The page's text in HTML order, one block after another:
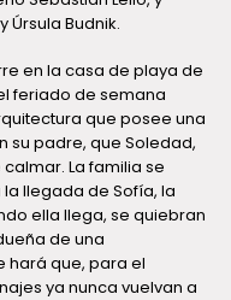
Úrsula Budnik.
en la casa de playa de
feriado de semana
que posee una
su padre, que Soledad,
La familia se
llegada de Sofía, la
ella llega, se quiebran
de una
hará que, para el
ya nunca vuelvan a